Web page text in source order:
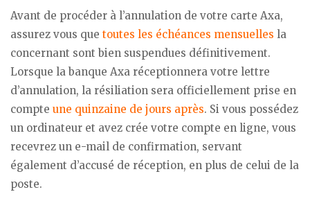
Avant de procéder à l’annulation de votre carte Axa,
assurez vous que toutes les échéances mensuelles la
concernant sont bien suspendues définitivement.
Lorsque la banque Axa réceptionnera votre lettre
d’annulation, la résiliation sera officiellement prise en
compte une quinzaine de jours après. Si vous possédez
un ordinateur et avez crée votre compte en ligne, vous
recevrez un e-mail de confirmation, servant
également d’accusé de réception, en plus de celui de la
poste.